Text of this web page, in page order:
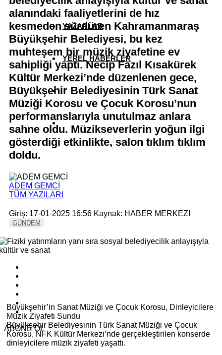
YAZARLAR
YEREL HABERLER
alanındaki faaliyetlerini de hız
kesmeden sürdüren Kahramanmaraş
Büyükşehir Belediyesi, bu kez
muhteşem bir müzik ziyafetine ev
sahipliği yaptı. Necip Fazıl Kısakürek
Kültür Merkezi’nde düzenlenen gece,
Büyükşehir Belediyesinin Türk Sanat
Müziği Korosu ve Çocuk Korosu’nun
performanslarıyla unutulmaz anlara
sahne oldu. Müzikseverlerin yoğun ilgi
gösterdiği etkinlikte, salon tıklım tıklım
doldu.
ADEM GEMCİ
TÜM YAZILARI
Giriş: 17-01-2025 16:56 Kaynak: HABER MERKEZI
GÜNDEM
ABONE OL
Büyükşehir’in Sanat Müziği ve Çocuk Korosu, Dinleyicilere
Müzik Ziyafeti Sundu
Büyükşehir Belediyesinin Türk Sanat Müziği ve Çocuk
Korosu, NFK Kültür Merkezi’nde gerçekleştirilen konserde
dinleyicilere müzik ziyafeti yaşattı.